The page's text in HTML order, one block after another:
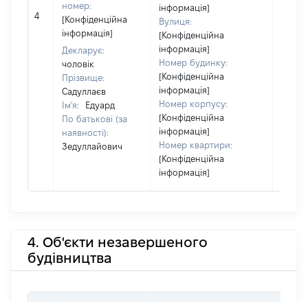
4
номер:
[Конфіденційна
інформація]
Декларує:
чоловік
Прізвище:
Садуллаєв
Ім'я:
Едуард
По батькові (за
наявності):
Зедуллайович
інформація]
Вулиця:
[Конфіденційна
інформація]
Номер будинку:
[Конфіденційна
інформація]
Номер корпусу:
[Конфіденційна
інформація]
Номер квартири:
[Конфіденційна
інформація]
4. Об'єкти незавершеного
будівництва